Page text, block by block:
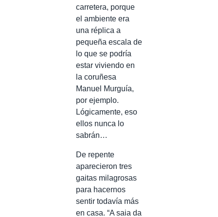
carretera, porque
el ambiente era
una réplica a
pequeña escala de
lo que se podría
estar viviendo en
la coruñesa
Manuel Murguía,
por ejemplo.
Lógicamente, eso
ellos nunca lo
sabrán…
De repente
aparecieron tres
gaitas milagrosas
para hacernos
sentir todavía más
en casa. “A saia da